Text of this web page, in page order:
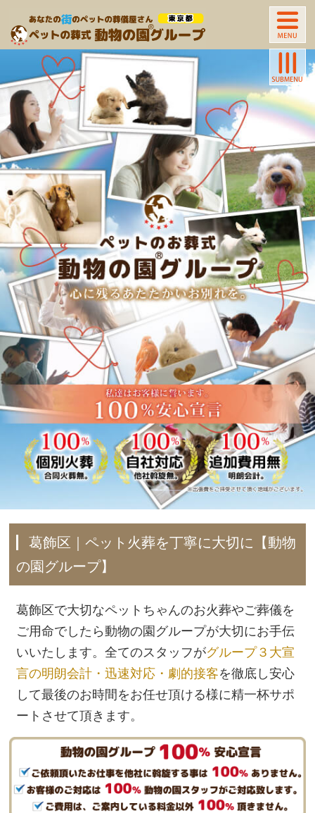
葛飾区｜ペット火葬を丁寧に大切に【動物
の園グループ】
葛飾区で大切なペットちゃんのお火葬やご葬儀を
ご用命でしたら動物の園グループが大切にお手伝
いいたします。全てのスタッフがグループ３大宣
言の明朗会計・迅速対応・劇的接客を徹底し安心
して最後のお時間をお任せ頂ける様に精一杯サポ
ートさせて頂きます。